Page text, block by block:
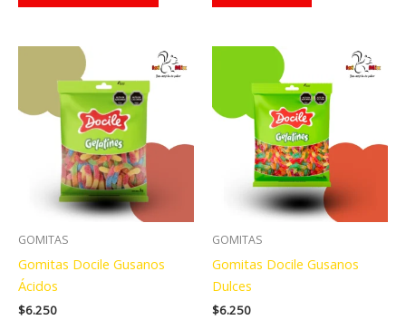
GOMITAS
Gomitas Docile Gusanos
Ácidos
$6.250
GOMITAS
Gomitas Docile Gusanos
Dulces
$6.250